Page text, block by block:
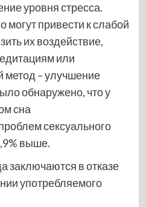
уровня стресса.
могут привести к слабой
их воздействие,
или
метод – улучшение
обнаружено, что у
сна
сексуального
выше.
заключаются в отказе
употребляемого